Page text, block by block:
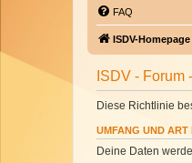
FAQ
ISDV-Homepage
ISDV - Forum
Diese Richtlinie
UMFANG UND ART
Deine Daten